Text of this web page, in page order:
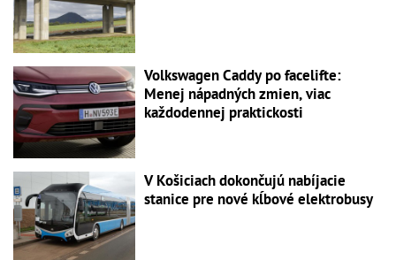
Volkswagen Caddy po facelifte:
Menej nápadných zmien, viac
každodennej praktickosti
V Košiciach dokončujú nabíjacie
stanice pre nové kĺbové elektrobusy